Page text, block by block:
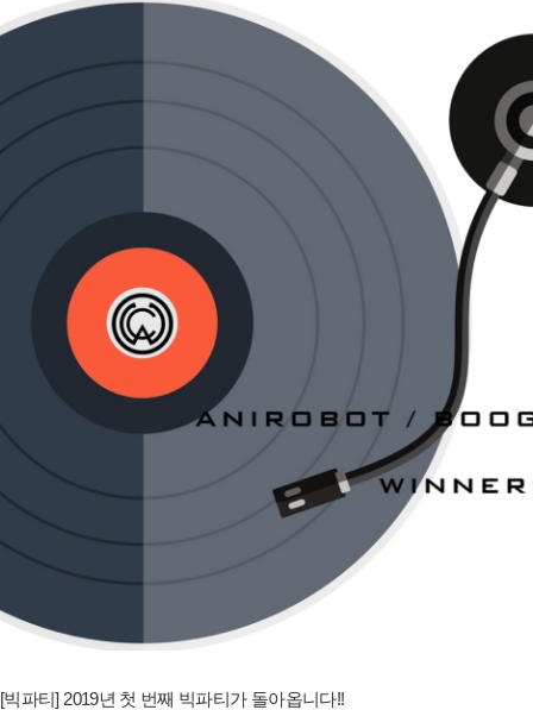
[빅파티] 2019년 첫 번째 빅파티가 돌아옵니다!!